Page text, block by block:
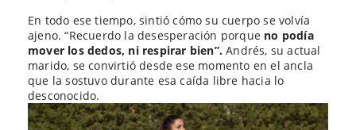
En todo ese tiempo, sintió cómo su cuerpo se volvía
ajeno. “Recuerdo la desesperación porque no podía
mover los dedos, ni respirar bien”.Andrés, su actual
marido, se convirtió desde ese momento en el ancla
que la sostuvo durante esa caída libre hacia lo
desconocido.